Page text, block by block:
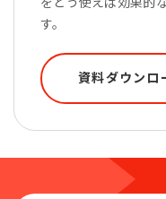
す。
資料ダウンロ